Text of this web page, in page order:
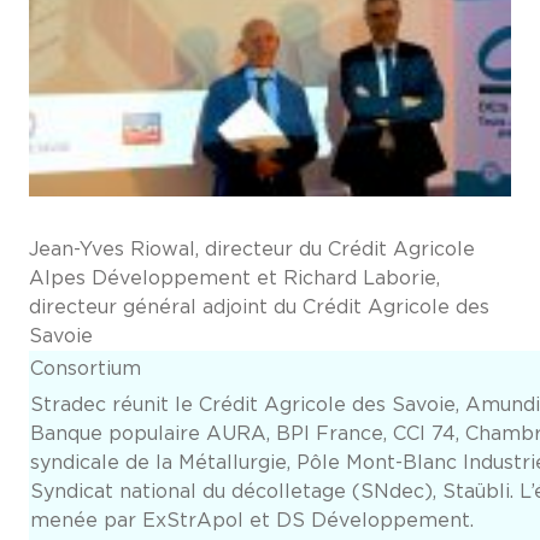
Jean-Yves Riowal, directeur du Crédit Agricole
Alpes Développement et Richard Laborie,
directeur général adjoint du Crédit Agricole des
Savoie
Consortium
Stradec réunit le Crédit Agricole des Savoie, Amundi
Banque populaire AURA, BPI France, CCI 74,
syndicale de la Métallurgie, Pôle Mont-Blanc
Syndicat national du décolletage (SNdec), Staübli.
menée par ExStrApol et DS Développement.